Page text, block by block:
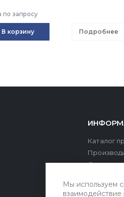
по запросу
В корзину Подробнее
Каталог
О
Сервис и
Мы используем
взаимодействие